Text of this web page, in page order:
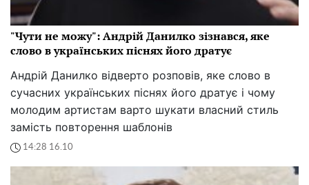
"Чути не можу": Андрій Данилко зізнався, яке
слово в українських піснях його дратує
Андрій Данилко відверто розповів, яке слово в
сучасних українських піснях його дратує і чому
молодим артистам варто шукати власний стиль
замість повторення шаблонів
14:28 16.10